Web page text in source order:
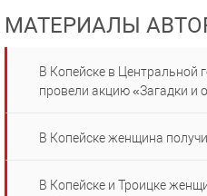
МАТЕРИАЛЫ
В Копейске в Центральной
провели акцию «Загадки и
В Копейске женщина
В Копейске и Троицке